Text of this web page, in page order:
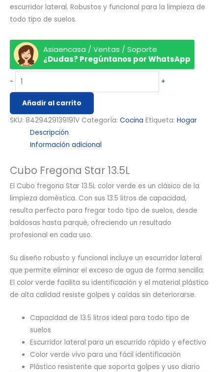
escurridor lateral. Robustos y funcional para la limpieza de
todo tipo de suelos.
Asiaencasa / Ventas / Soporte
¿Dudas? Pregúntanos por WhatsApp
- +
Añadir al carrito
SKU: 8429429139191V Categoría: Cocina Etiqueta: Hogar
Descripción
Información adicional
Cubo Fregona Star 13.5L
El Cubo fregona Star 13.5L color verde es un clásico de la
limpieza doméstica. Con sus 13.5 litros de capacidad,
resulta perfecto para fregar todo tipo de suelos, desde
baldosas hasta parqué, ofreciendo un resultado
profesional en cada uso.
Su diseño robusto y funcional incluye un escurridor lateral
que permite eliminar el exceso de agua de forma sencilla.
El color verde facilita su identificación y el material plástico
de alta calidad resiste golpes y caídas sin deteriorarse.
Capacidad de 13.5 litros ideal para todo tipo de
suelos
Escurridor lateral para un escurrido rápido y efectivo
Color verde vivo para una fácil identificación
Plástico resistente que soporta golpes y uso diario